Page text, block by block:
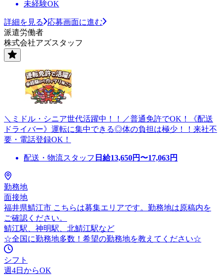
未経験OK
詳細を見る
応募画面に進む
派遣労働者
株式会社アズスタッフ
＼ミドル・シニア世代活躍中！！／普通免許でOK！《配送
ドライバー》運転に集中できる◎体の負担は極少！！来社不
要・電話登録OK！
配送・物流スタッフ 日給13,650円〜17,063円
勤務地
面接地
福井県鯖江市 こちらは募集エリアです。勤務地は原稿内を
ご確認ください。
鯖江駅、神明駅、北鯖江駅など
☆全国に勤務地多数！希望の勤務地を教えてください☆
シフト
週4日からOK